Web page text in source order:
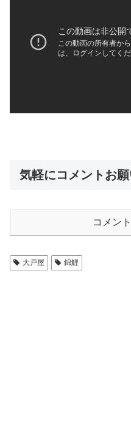
気軽にコメントお願
コメン
大戸屋 錦鯉